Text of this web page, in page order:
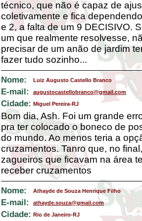
técnico, que não é capaz de
coletivamente e fica
e 2, a falta de um 9 DECISIVO.
um que realmente resolvesse,
precisar de um anão de jardim
fazer tudo sozinho...
Nome: Luiz Augusto Castello Branco
E-mail: augustocastellobranco@gmail.com
Cidade: Miguel Pereira-RJ
Bom dia, Ash. Foi um grande
pra ter colocado o boneco de
do mundo. Ao menos teria a
cruzamentos. Tanro que, no
zagueiros que ficavam na área
receber cruzamentos
Nome: Athayde de Souza Henrique Filho
E-mail: athayde.souza@gmail.com
Cidade: Rio de Janeiro-RJ